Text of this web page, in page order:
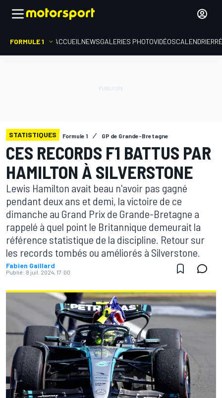
FORMULE 1 ACCUEIL NEWSGALERIES PHOTOVIDÉOSCALENDRIER
STATISTIQUES Formule 1 GP de Grande-Bretagne
CES RECORDS F1 BATTUS PAR
HAMILTON À SILVERSTONE
Lewis Hamilton avait beau n'avoir pas gagné
pendant deux ans et demi, la victoire de ce
dimanche au Grand Prix de Grande-Bretagne a
rappelé à quel point le Britannique demeurait la
référence statistique de la discipline. Retour sur
les records tombés ou améliorés à Silverstone.
Fabien Gaillard
Publié: 8 juil. 2024, 17:00